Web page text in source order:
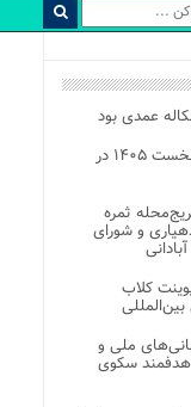
رویدادهای شاخص هنری در نیمه نخست ۱۴۰۵ در
ثمره
و شورای
کلاب
ملی و
هدفمند سکوی